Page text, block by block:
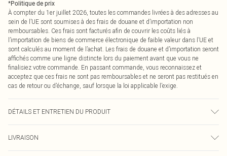
*Politique de prix
À compter du 1er juillet 2026, toutes les commandes livrées à des adresses au
sein de l’UE sont soumises à des frais de douane et d’importation non
remboursables. Ces frais sont facturés afin de couvrir les coûts liés à
l’importation de biens de commerce électronique de faible valeur dans l’UE et
sont calculés au moment de l’achat. Les frais de douane et d’importation seront
affichés comme une ligne distincte lors du paiement avant que vous ne
finalisiez votre commande. En passant commande, vous reconnaissez et
acceptez que ces frais ne sont pas remboursables et ne seront pas restitués en
cas de retour ou d’échange, sauf lorsque la loi applicable l’exige.
DÉTAILS ET ENTRETIEN DU PRODUIT
Élasthanne ; Doublure : 90% Polyester, 10% Élasthanne Lavage en machine à
30°C cycle synthétique, ne pas blanchir, ne pas sécher en machine, ne pas
LIVRAISON